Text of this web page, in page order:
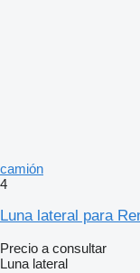
camión
4
Luna lateral para
Precio a consultar
Luna lateral